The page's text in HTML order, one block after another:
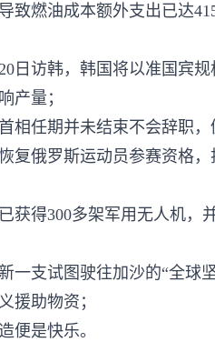
致燃油成本额外支出已达
日访韩，韩国将以准国宾
产量；
相任期并未结束不会辞职，
复俄罗斯运动员参赛资格
获得300多架军用无人机，
一支试图驶往加沙的“全球
援助物资；
便是快乐。